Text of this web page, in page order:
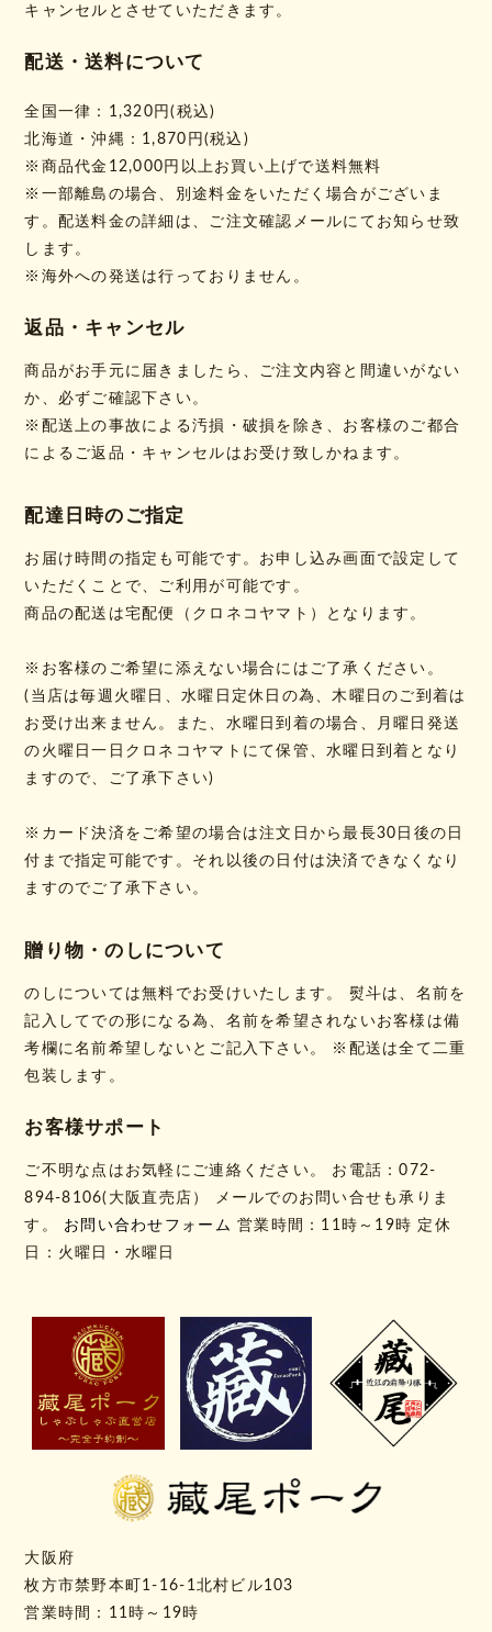
キャンセルとさせていただきます。
配送・送料について
全国一律：1,320円(税込)
北海道・沖縄：1,870円(税込)
※商品代金12,000円以上お買い上げで送料無料
※一部離島の場合、別途料金をいただく場合がございま
す。配送料金の詳細は、ご注文確認メールにてお知らせ致
します。
※海外への発送は行っておりません。
返品・キャンセル
商品がお手元に届きましたら、ご注文内容と間違いがない
か、必ずご確認下さい。
※配送上の事故による汚損・破損を除き、お客様のご都合
によるご返品・キャンセルはお受け致しかねます。
配達日時のご指定
お届け時間の指定も可能です。お申し込み画面で設定して
いただくことで、ご利用が可能です。
商品の配送は宅配便（クロネコヤマト）となります。
※お客様のご希望に添えない場合にはご了承ください。
(当店は毎週火曜日、水曜日定休日の為、木曜日のご到着は
お受け出来ません。また、水曜日到着の場合、月曜日発送
の火曜日一日クロネコヤマトにて保管、水曜日到着となり
ますので、ご了承下さい)
※カード決済をご希望の場合は注文日から最長30日後の日
付まで指定可能です。それ以後の日付は決済できなくなり
ますのでご了承下さい。
贈り物・のしについて
のしについては無料でお受けいたします。 熨斗は、名前を
記入してでの形になる為、名前を希望されないお客様は備
考欄に名前希望しないとご記入下さい。 ※配送は全て二重
包装します。
お客様サポート
ご不明な点はお気軽にご連絡ください。 お電話：072-
894-8106(大阪直売店） メールでのお問い合せも承りま
す。 お問い合わせフォーム 営業時間：11時～19時 定休
日：火曜日・水曜日
大阪府
枚方市禁野本町1-16-1北村ビル103
営業時間：11時～19時